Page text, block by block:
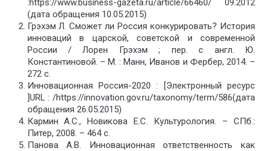
:https://www.business-gazeta.ru/article/66460/ 09.2012
(дата обращения 10.05.2015)
Грэхэм Л. Сможет ли Россия конкурировать? История
инноваций в царской, советской и современной
России / Лорен Грэхэм ; пер. с англ. Ю.
Константиновой. – М. : Манн, Иванов и Фербер, 2014. –
272 с.
Инновационная Россия-2020 : [Электронный ресурс
]URL : /https://innovation.gov.ru/taxonomy/term/586(дата
обращения 26.05.2015)
Кармин А.С., Новикова Е.С. Культурология. – СПб.:
Питер, 2008. – 464 с.
Панова А.В. Инновационная ответственность как